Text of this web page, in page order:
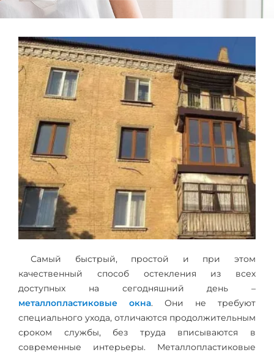
Самый быстрый, простой и при этом
качественный способ остекления из всех
доступных на сегодняшний день –
металлопластиковые окна. Они не требуют
специального ухода, отличаются продолжительным
сроком службы, без труда вписываются в
современные интерьеры. Металлопластиковые